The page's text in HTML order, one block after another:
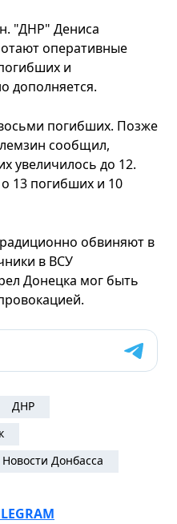
"ДНР" Дениса
оперативные
и
дополняется.
погибших. Позже
сообщил,
увеличилось до 12.
13 погибших и 10
обвиняют в
в ВСУ
Донецка мог быть
ДНР
Новости Донбасса